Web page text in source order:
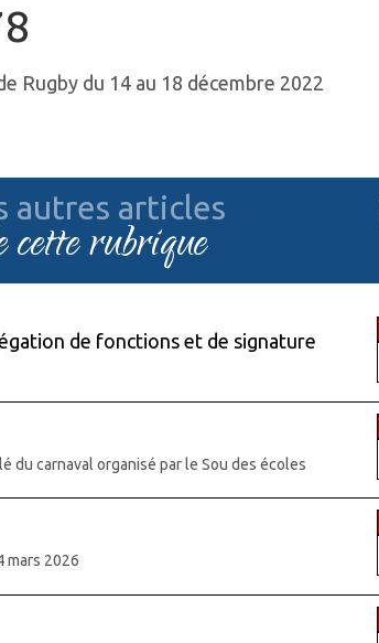
Rugby du 14 au 18 décembre 2022
autres articles
cette rubrique
de fonctions et de signature
du carnaval organisé par le Sou des écoles
mars 2026